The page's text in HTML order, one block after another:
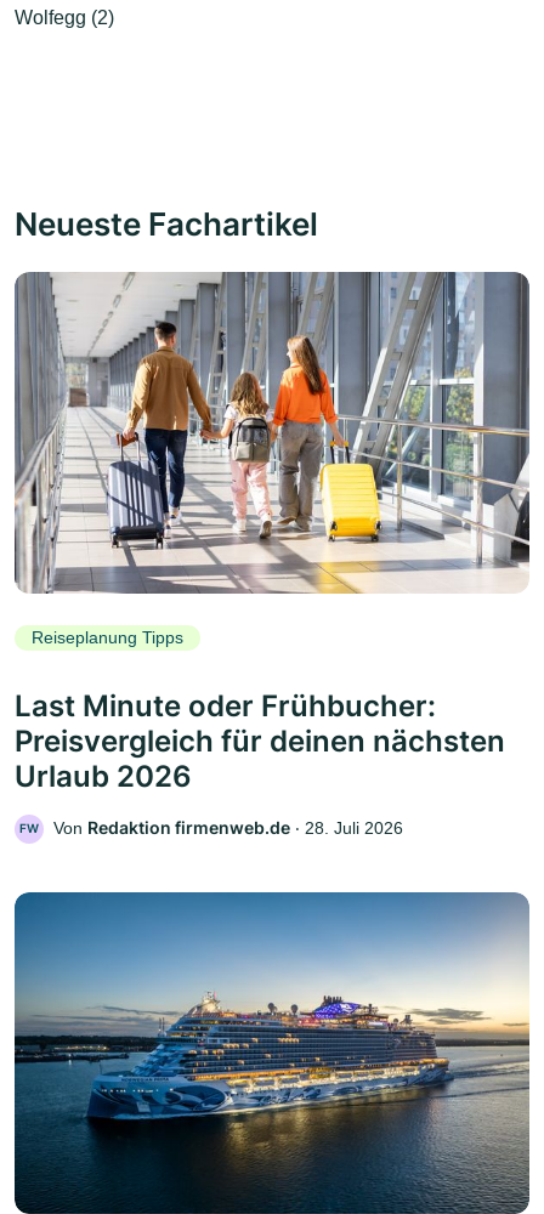
Wolfegg (2)
Neueste Fachartikel
Reiseplanung Tipps
Last Minute oder Frühbucher:
Preisvergleich für deinen nächsten
Urlaub 2026
FW Von Redaktion firmenweb.de ‧ 28. Juli 2026